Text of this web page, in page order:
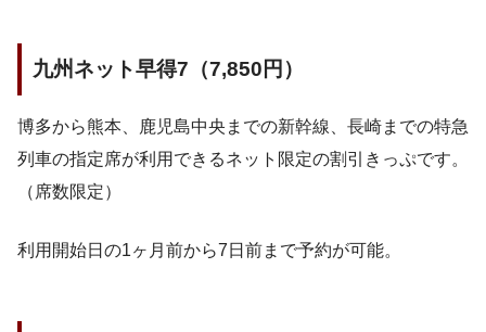
九州ネット早得7（7,850円）
博多から熊本、鹿児島中央までの新幹線、長崎までの特急
列車の指定席が利用できるネット限定の割引きっぷです。
（席数限定）
利用開始日の1ヶ月前から7日前まで予約が可能。